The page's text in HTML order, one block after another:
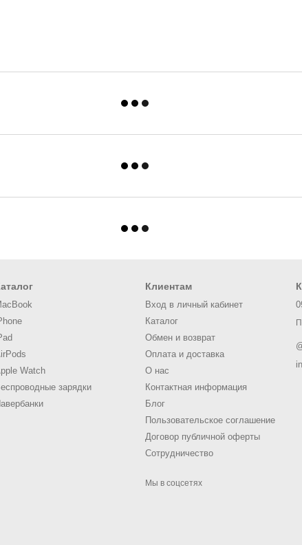
Watch
зарядки
Клиентам
Вход в личный кабинет
Каталог
Обмен и возврат
Оплата и доставка
О нас
Контактная информация
Блог
Пользовательское соглашение
Договор публичной оферты
Сотрудничество
Мы в соцсетях